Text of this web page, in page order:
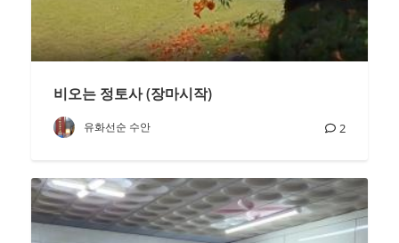
비오는 정토사 (장마시작)
유화선순 수안 2